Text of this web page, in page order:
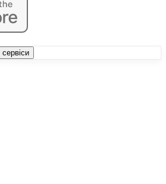
сервіси